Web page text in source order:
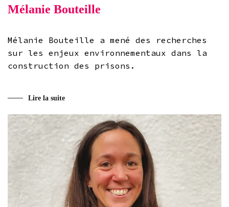
Mélanie Bouteille
Mélanie Bouteille a mené des recherches
sur les enjeux environnementaux dans la
construction des prisons.
Lire la suite